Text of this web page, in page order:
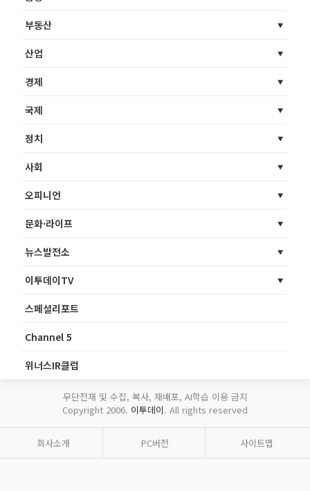
부동산
산업
경제
국제
정치
사회
오피니언
문화·라이프
뉴스발전소
이투데이TV
스페셜리포트
Channel 5
위너스IR클럽
무단전재 및 수집, 복사, 재배포, AI학습 이용 금지
Copyright 2006. 이투데이. All rights reserved
회사소개 PC버전 사이트맵